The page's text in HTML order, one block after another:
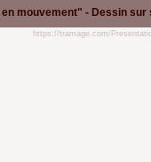
mouvement" - Dessin sur
https://tramage.com/